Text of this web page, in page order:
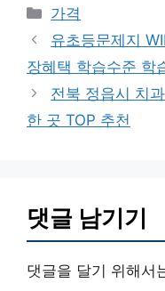
카
테
리
가격
유초등문제지
장혜택 학습수준 학
전북 정읍시 치
한 곳 TOP 추천
댓글 남기기
댓글을 달기 위해서